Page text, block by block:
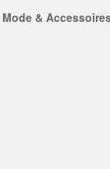
Mode &